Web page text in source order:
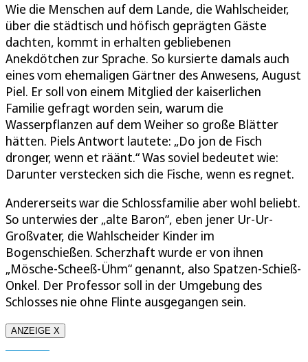
Wie die Menschen auf dem Lande, die Wahlscheider,
über die städtisch und höfisch geprägten Gäste
dachten, kommt in erhalten gebliebenen
Anekdötchen zur Sprache. So kursierte damals auch
eines vom ehemaligen Gärtner des Anwesens, August
Piel. Er soll von einem Mitglied der kaiserlichen
Familie gefragt worden sein, warum die
Wasserpflanzen auf dem Weiher so große Blätter
hätten. Piels Antwort lautete: „Do jon de Fisch
dronger, wenn et räänt.“ Was soviel bedeutet wie:
Darunter verstecken sich die Fische, wenn es regnet.
Andererseits war die Schlossfamilie aber wohl beliebt.
So unterwies der „alte Baron“, eben jener Ur-Ur-
Großvater, die Wahlscheider Kinder im
Bogenschießen. Scherzhaft wurde er von ihnen
„Mösche-Scheeß-Ühm“ genannt, also Spatzen-Schieß-
Onkel. Der Professor soll in der Umgebung des
Schlosses nie ohne Flinte ausgegangen sein.
ANZEIGE X